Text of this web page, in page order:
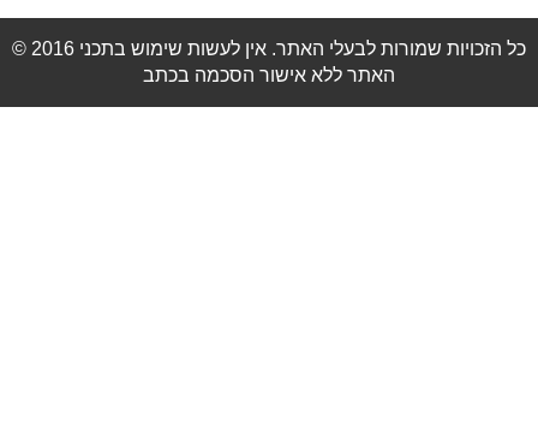
© 2016 כל הזכויות שמורות לבעלי האתר. אין לעשות שימוש בתכני
האתר ללא אישור הסכמה בכתב